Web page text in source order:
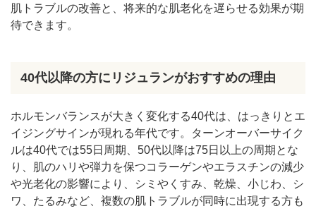
肌トラブルの改善と、将来的な肌老化を遅らせる効果が期
待できます。
40代以降の方にリジュランがおすすめの理由
ホルモンバランスが大きく変化する40代は、はっきりとエ
イジングサインが現れる年代です。ターンオーバーサイク
ルは40代では55日周期、50代以降は75日以上の周期とな
り、肌のハリや弾力を保つコラーゲンやエラスチンの減少
や光老化の影響により、シミやくすみ、乾燥、小じわ、シ
ワ、たるみなど、複数の肌トラブルが同時に出現する方も